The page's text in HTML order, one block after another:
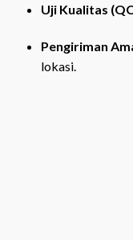
Uji Kualitas
Pengiriman
lokasi.